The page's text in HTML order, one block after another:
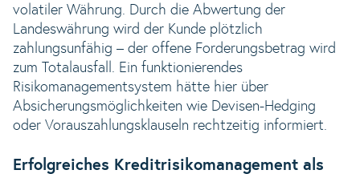
volatiler Währung. Durch die Abwertung der
Landeswährung wird der Kunde plötzlich
zahlungsunfähig – der offene Forderungsbetrag wird
zum Totalausfall. Ein funktionierendes
Risikomanagementsystem hätte hier über
Absicherungsmöglichkeiten wie Devisen-Hedging
oder Vorauszahlungsklauseln rechtzeitig informiert.
Erfolgreiches Kreditrisikomanagement als